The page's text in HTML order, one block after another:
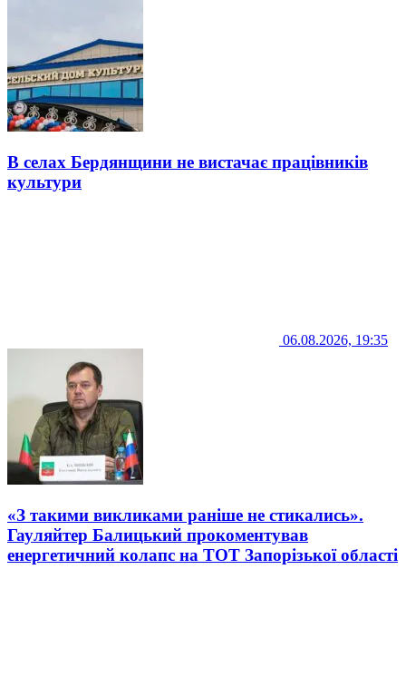
В селах Бердянщини не вистачає працівників
культури
06.08.2026, 19:35
«З такими викликами раніше не стикались».
Гауляйтер Балицький прокоментував
енергетичний колапс на ТОТ Запорізької області